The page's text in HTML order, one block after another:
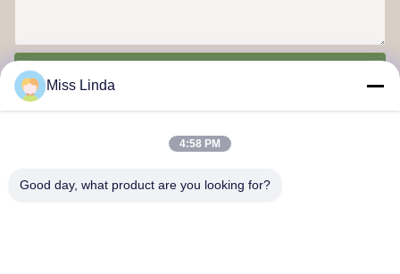
Miss Linda
4:58 PM
Good day, what product are you looking for?